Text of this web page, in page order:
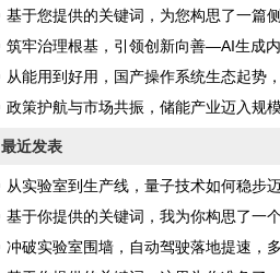
基于您提供的关键词，为您构思了一篇侧重于产业分析与能源转型的深
筑牢治理根基，引领创新向善—AI生成内容监管持续强化 规范行业健
从能用到好用，国产操作系统生态起势，国产化替代步入快
政策护航与市场共振，储能产业迈入规模化发展黄
最近发表
从实验室到生产线，量子技术如何稳步迈向产业化新
基于你提供的关键词，我为你构思了一个既体现新闻性又具有深度的标题，并完成了一篇完
冲破实验室围墙，自动驾驶落地提速，多地开放更多道路测试场景构建真